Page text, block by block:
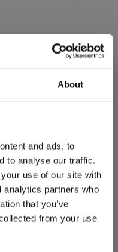
About
and ads, to
to analyse our traffic.
use of our site with
analytics partners who
that you’ve
from your use